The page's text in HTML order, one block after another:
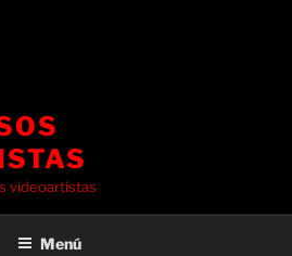
videoartistas
Menú